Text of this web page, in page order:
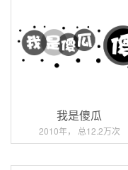
我是傻瓜
2010年， 总12.2万次